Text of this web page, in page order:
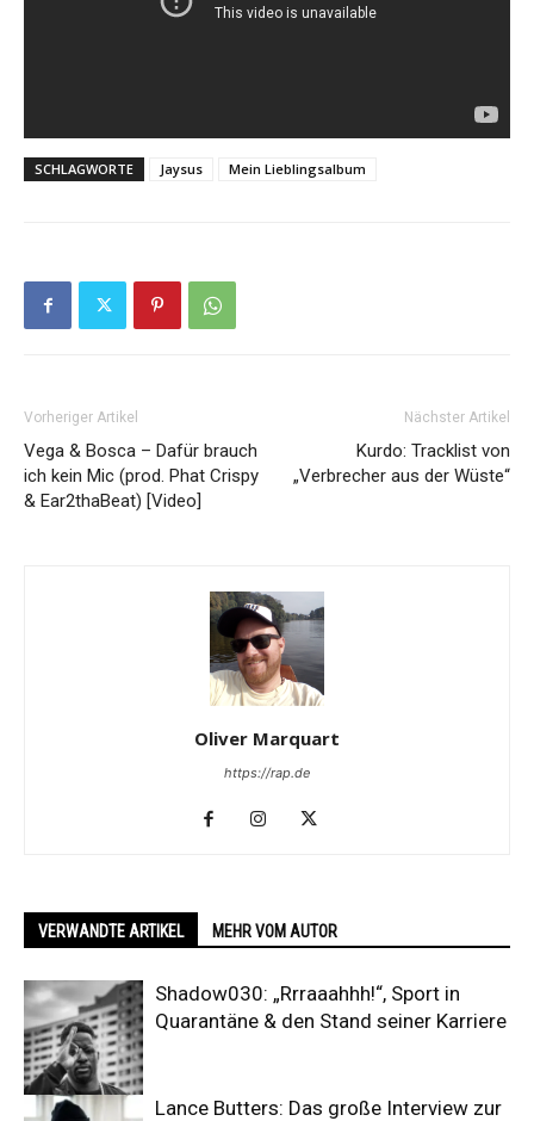
SCHLAGWORTE Jaysus Mein Lieblingsalbum
Vorheriger Artikel
Vega & Bosca – Dafür brauch
ich kein Mic (prod. Phat Crispy
& Ear2thaBeat) [Video]
Nächster Artikel
Kurdo: Tracklist von
„Verbrecher aus der Wüste“
Oliver Marquart
https://rap.de
VERWANDTE ARTIKEL MEHR VOM AUTOR
Shadow030: „Rrraaahhh!“, Sport in
Quarantäne & den Stand seiner Karriere
Lance Butters: Das große Interview zur